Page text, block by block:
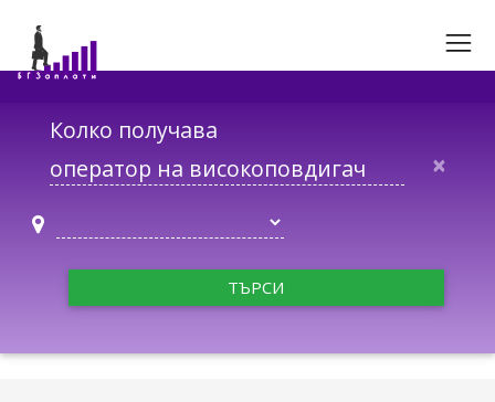
Колко получава
×
ТЪРСИ